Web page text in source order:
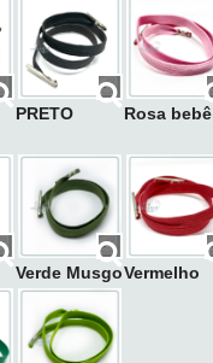
PRETO Rosa bebê
Verde MusgoVermelho